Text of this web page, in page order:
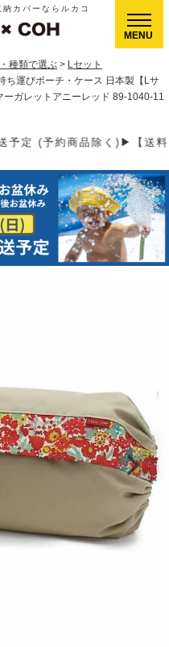
カバーならルカコ
種類で選ぶ
Lセット
ち運びポーチ・ケース 日本製【Lサ
ガレットアニーレッド 89-1040-11
国一律)、ゆうパック900